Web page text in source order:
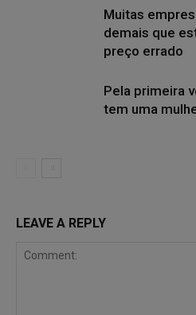
Muitas
demais que
preço errado
Pela primeira
tem uma
LEAVE A REPLY